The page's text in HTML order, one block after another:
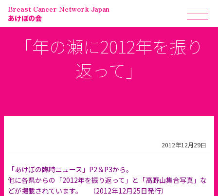
Breast Cancer Network Japan
あけぼの会
「年の瀬に2012年を振り
返って」
2012年12月29日
「あけぼの臨時ニュース」P2＆P3から。
他に各県からの「2012年を振り返って」と「高野山集合写真」な
どが掲載されています。 （2012年12月25日発行）